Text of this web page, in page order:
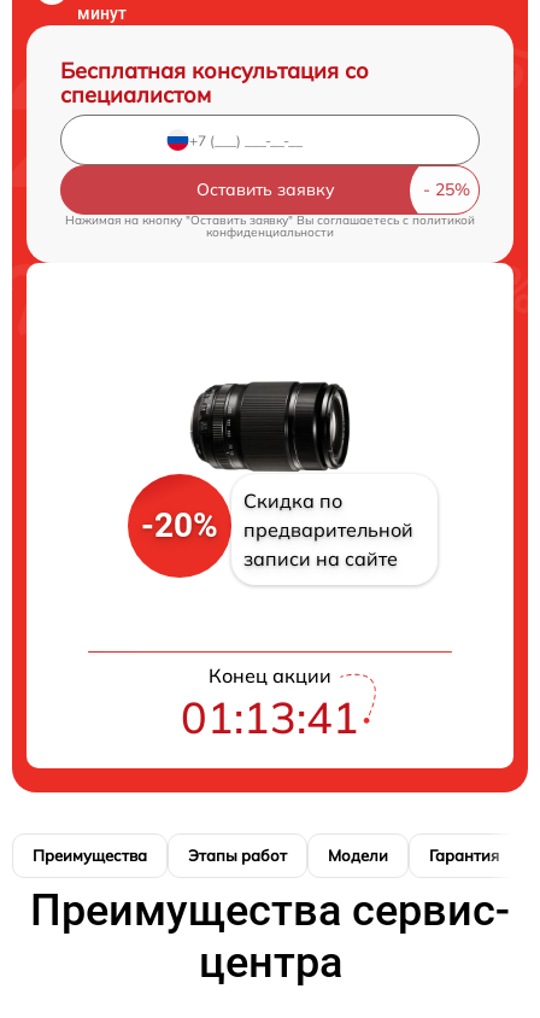
минут
Бесплатная консультация со
специалистом
Оставить заявку
Нажимая на кнопку "Оставить заявку" Вы соглашаетесь c политикой
конфиденциальности
-20%
Скидка по
предварительной
записи на сайте
Конец акции
01:13:40
Преимущества Этапы работ Модели Гарантия
Преимущества сервис-
центра